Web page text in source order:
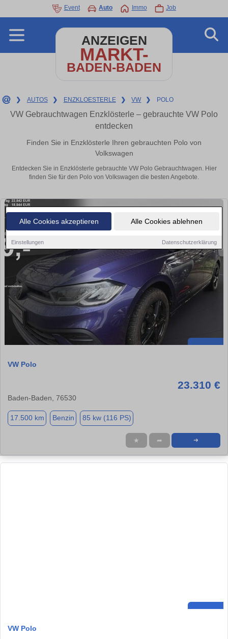
Alle Cookies akzeptieren Alle Cookies ablehnen
Einstellungen Datenschutzerklärung
Event Auto Immo Job
ANZEIGEN
MARKT-
BADEN-BADEN
❯ AUTOS ❯ ENZKLOESTERLE ❯ VW ❯ POLO
VW Gebrauchtwagen Enzklösterle – gebrauchte VW Polo
entdecken
Finden Sie in Enzklösterle Ihren gebrauchten Polo von
Volkswagen
Entdecken Sie in Enzklösterle gebrauchte VW Polo Gebrauchtwagen. Hier
finden Sie für den Polo von Volkswagen die besten Angebote.
VW Polo
23.310 €
Baden-Baden, 76530
17.500 km Benzin 85 kw (116 PS)
★ ➦ ➜
VW Polo